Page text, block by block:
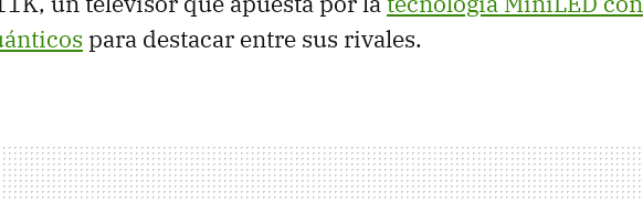
para destacar entre sus rivales.